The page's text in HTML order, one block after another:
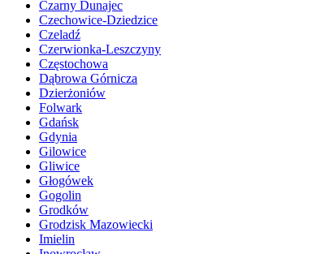
Czarny Dunajec
Czechowice-Dziedzice
Czeladź
Czerwionka-Leszczyny
Częstochowa
Dąbrowa Górnicza
Dzierżoniów
Folwark
Gdańsk
Gdynia
Gilowice
Gliwice
Głogówek
Gogolin
Grodków
Grodzisk Mazowiecki
Imielin